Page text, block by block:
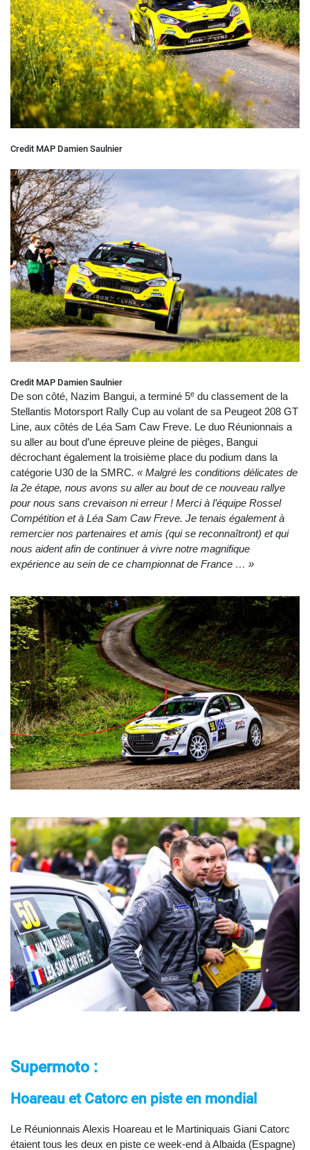
Credit MAP Damien Saulnier
Credit MAP Damien Saulnier
De son côté, Nazim Bangui, a terminé 5e du classement de la
Stellantis Motorsport Rally Cup au volant de sa Peugeot 208 GT
Line, aux côtés de Léa Sam Caw Freve. Le duo Réunionnais a
su aller au bout d’une épreuve pleine de pièges, Bangui
décrochant également la troisième place du podium dans la
catégorie U30 de la SMRC. « Malgré les conditions délicates de
la 2e étape, nous avons su aller au bout de ce nouveau rallye
pour nous sans crevaison ni erreur ! Merci à l’équipe Rossel
Compétition et à Léa Sam Caw Freve. Je tenais également à
remercier nos partenaires et amis (qui se reconnaîtront) et qui
nous aident afin de continuer à vivre notre magnifique
expérience au sein de ce championnat de France … »
Supermoto :
Hoareau et Catorc en piste en mondial
Le Réunionnais Alexis Hoareau et le Martiniquais Giani Catorc
étaient tous les deux en piste ce week-end à Albaida (Espagne)